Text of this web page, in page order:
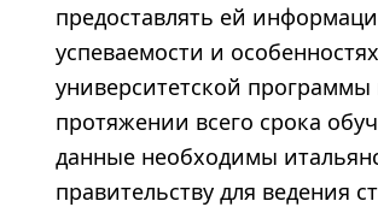
предоставлять ей
успеваемости и особенностях
университетской программы
протяжении всего срока
данные необходимы
правительству для ведения